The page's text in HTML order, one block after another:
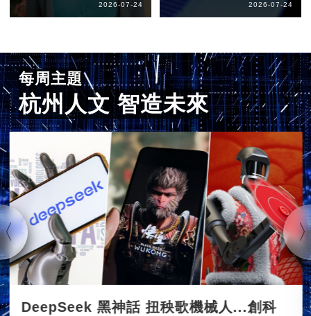
2026-07-24 2026-07-24
每周主題
杭州人文 智造未來
DeepSeek 黑神話 扭秧歌機械人...創科